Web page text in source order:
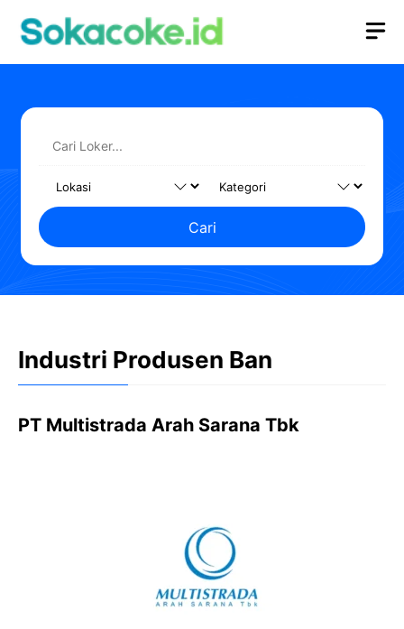
Cari
Industri Produsen Ban
PT Multistrada Arah Sarana Tbk